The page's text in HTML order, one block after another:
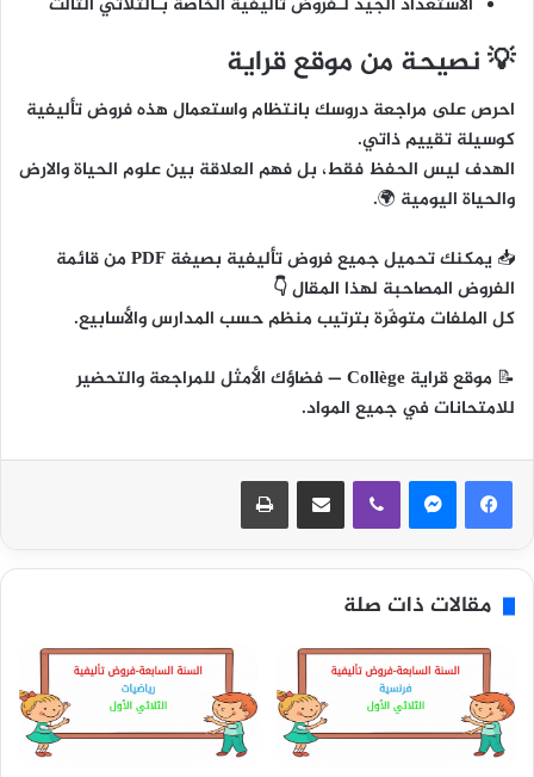
💡 نصيحة من موقع قراية
احرص على مراجعة دروسك بانتظام واستعمال هذه فروض تأليفية
كوسيلة تقييم ذاتي.
الهدف ليس الحفظ فقط، بلفهم العلاقة بين علوم الحياة والارض
والحياة اليومية 🌍.
📥
يمكنك تحميل جميع فروض تأليفية بصيغة PDF من قائمة
الفروض المصاحبة لهذا المقال 👇
كل الملفات متوفّرة بترتيب منظم حسب المدارس والأسابيع.
📝 موقع قراية Collège
— فضاؤك الأمثل للمراجعة والتحضير
للامتحانات في جميع المواد.
مشاركة عبر البريد
مقالات ذات صلة